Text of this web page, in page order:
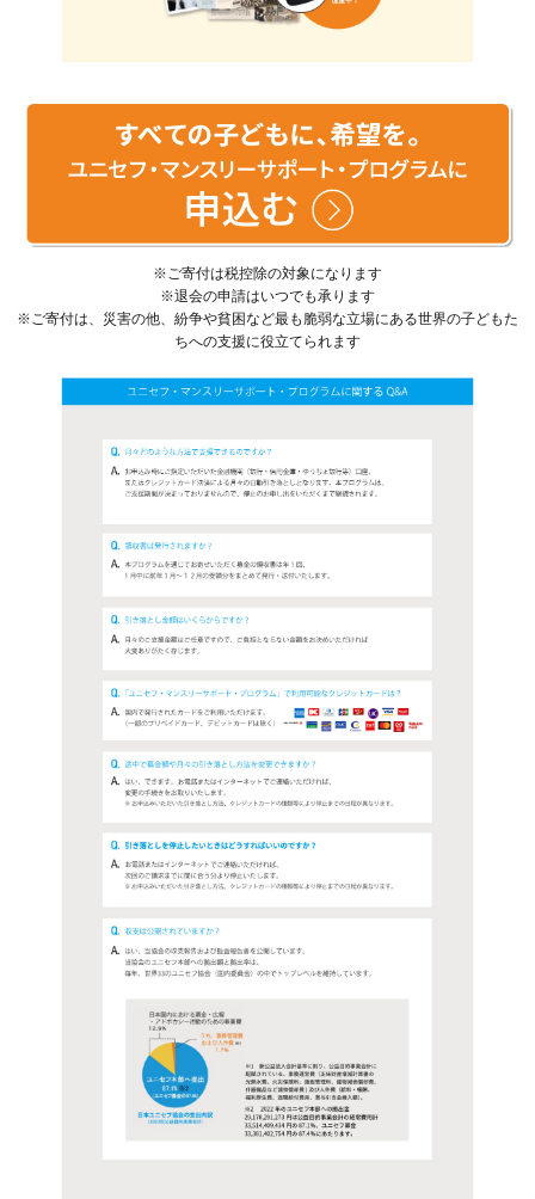
※ご寄付は税控除の対象になります
※退会の申請はいつでも承ります
※ご寄付は、災害の他、紛争や貧困など最も脆弱な立場にある世界の子どもた
ちへの支援に役立てられます